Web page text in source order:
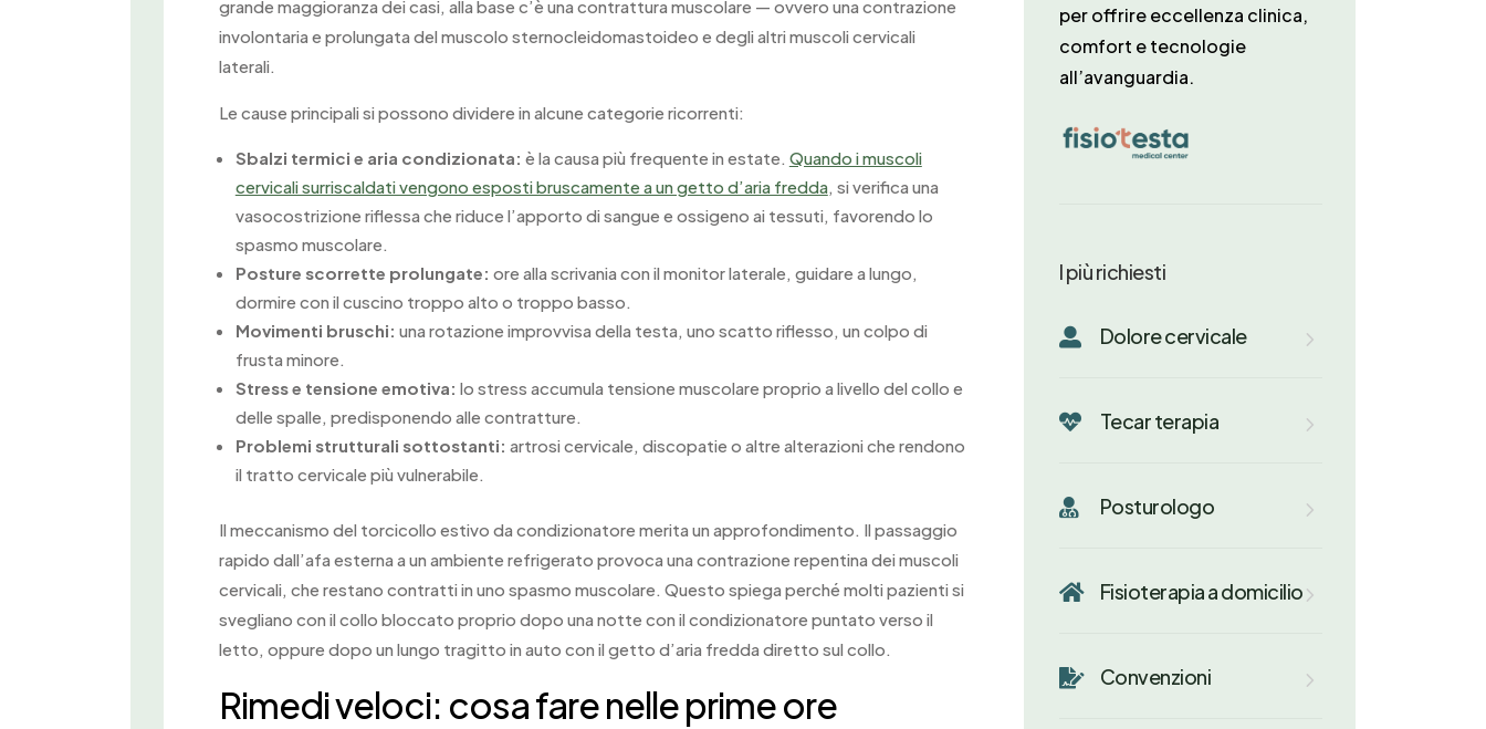
grande maggioranza dei casi, alla base c’è una contrattura muscolare — ovvero una contrazione
involontaria e prolungata del muscolo sternocleidomastoideo e degli altri muscoli cervicali
laterali.
Le cause principali si possono dividere in alcune categorie ricorrenti:
Sbalzi termici e aria condizionata: è la causa più frequente in estate. Quando i muscoli
cervicali surriscaldati vengono esposti bruscamente a un getto d’aria fredda, si verifica una
vasocostrizione riflessa che riduce l’apporto di sangue e ossigeno ai tessuti, favorendo lo
spasmo muscolare.
Posture scorrette prolungate: ore alla scrivania con il monitor laterale, guidare a lungo,
dormire con il cuscino troppo alto o troppo basso.
Movimenti bruschi: una rotazione improvvisa della testa, uno scatto riflesso, un colpo di
frusta minore.
Stress e tensione emotiva: lo stress accumula tensione muscolare proprio a livello del collo e
delle spalle, predisponendo alle contratture.
Problemi strutturali sottostanti: artrosi cervicale, discopatie o altre alterazioni che rendono
il tratto cervicale più vulnerabile.
Il meccanismo del torcicollo estivo da condizionatore merita un approfondimento. Il passaggio
rapido dall’afa esterna a un ambiente refrigerato provoca una contrazione repentina dei muscoli
cervicali, che restano contratti in uno spasmo muscolare. Questo spiega perché molti pazienti si
svegliano con il collo bloccato proprio dopo una notte con il condizionatore puntato verso il
letto, oppure dopo un lungo tragitto in auto con il getto d’aria fredda diretto sul collo.
Rimedi veloci: cosa fare nelle prime ore
per offrire eccellenza clinica,
comfort e tecnologie
all’avanguardia.
I più richiesti
 Dolore cervicale
 Tecar terapia
 Posturologo
 Fisioterapia a domicilio
 Convenzioni